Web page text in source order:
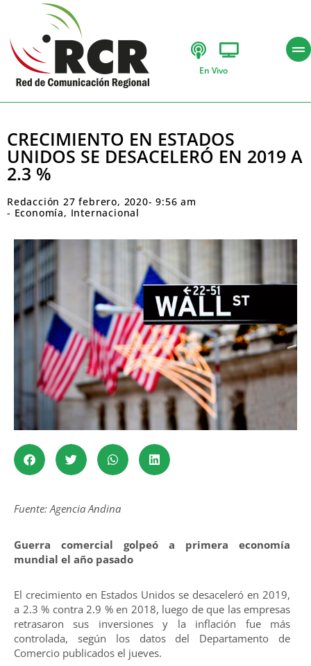
En Vivo
CRECIMIENTO EN ESTADOS
UNIDOS SE DESACELERÓ EN 2019 A
2.3 %
Redacción 27 febrero, 2020- 9:56 am
- Economía, Internacional
Fuente: Agencia Andina
Guerra comercial golpeó a primera economía
mundial el año pasado
El crecimiento en Estados Unidos se desaceleró en 2019,
a 2.3 % contra 2.9 % en 2018, luego de que las empresas
retrasaron sus inversiones y la inflación fue más
controlada, según los datos del Departamento de
Comercio publicados el jueves.